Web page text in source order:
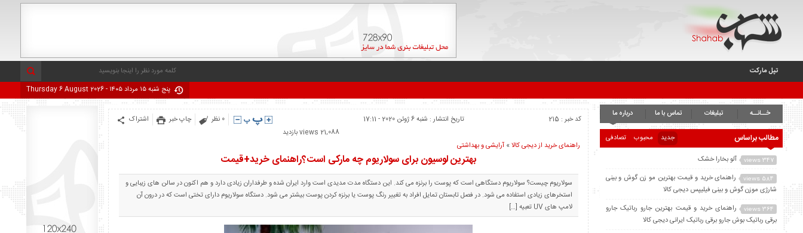
تپل مارکت
پنج شنبه ۱۵ مرداد ۱۴۰۵ - Thursday 6 August 2026
کد خبر : 215 تاریخ انتشار : شنبه 6 ژوئن 2020 - 17:11 اشتراک چاپ خبر 0 نظر
آرایشی و بهداشتی «راهنمای خرید از دیجی کالا
21,088 views بازدید
بهترین لوسیون برای سولاریوم چه مارکی است؟راهنمای خرید+قیمت
سولاریوم چیست؟ سولاریوم دستگاهی است که پوست را برنزه می کند. این دستگاه مدت مدیدی است وارد ایران شده و طرفداران زیادی دارد و هم اکنون در سالن های زیبایی و
استخرهای زیادی استفاده می شود. در فصل تابستان تمایل افراد به تغییر رنگ پوست یا برنزه کردن پوست بیشتر می شود. دستگاه سولاریوم دارای تختی است که در درون آن
لامپ های UV تعبیه […]
خــانــه تبلیغات تماس با ما درباره ما
مطالب براساس جدید محبوب تصادفی
347 views آلو بخارا خشک
584 views
راهنمای خرید و قیمت بهترین مو زن گوش و بینی
شارژی موزن گوش و بینی فیلیپس دیجی کالا
364 views
راهنمای خرید و قیمت بهترین جارو رباتیک جارو
برقی رباتیک بوش جارو برقی رباتیک ایرانی دیجی کالا